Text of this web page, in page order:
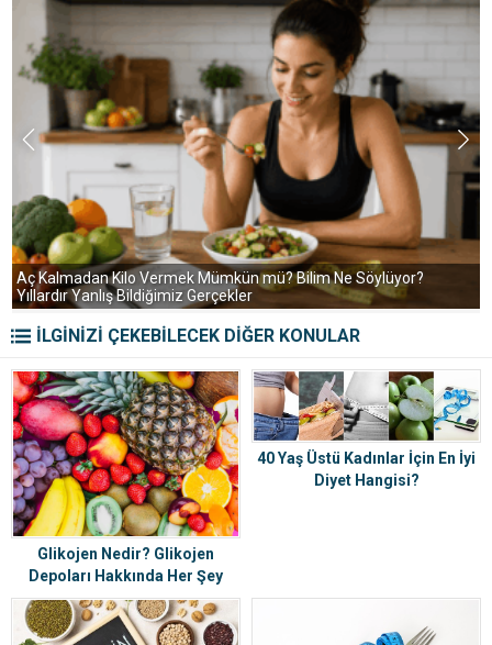
Aç Kalmadan Kilo Vermek Mümkün mü? Bilim Ne Söylüyor?
Yıllardır Yanlış Bildiğimiz Gerçekler
İLGİNİZİ ÇEKEBİLECEK DİĞER KONULAR
Glikojen Nedir? Glikojen
Depoları Hakkında Her Şey
40 Yaş Üstü Kadınlar İçin En İyi
Diyet Hangisi?